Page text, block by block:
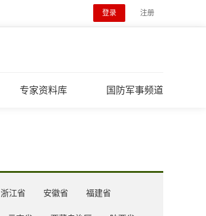
登录 注册
专家资料库 国防军事频道
浙江省 安徽省 福建省